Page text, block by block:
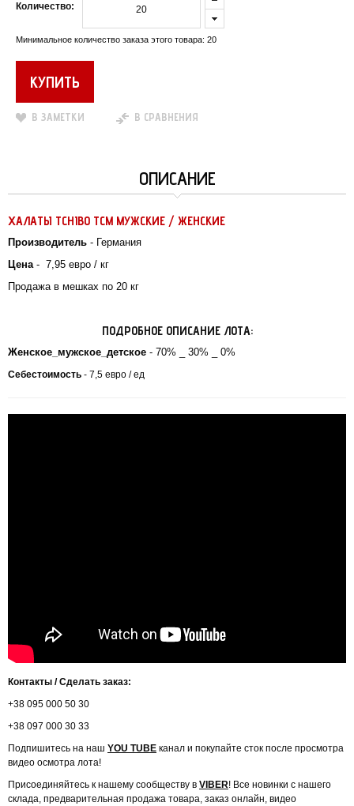
Количество:
Минимальное количество заказа этого товара: 20
В ЗАМЕТКИ В СРАВНЕНИЯ
ОПИСАНИЕ
ХАЛАТЫ TCHIBO TCM МУЖСКИЕ / ЖЕНСКИЕ
Производитель - Германия
Цена- 7,95 евро / кг
Продажа в мешках по 20 кг
ПОДРОБНОЕ ОПИСАНИЕ ЛОТА:
Женское_мужское_детское - 70% _ 30% _ 0%
Себестоимость - 7,5 евро / ед
Контакты / Сделать заказ:
+38 095 000 50 30
+38 097 000 30 33
Подпишитесь на наш YOU TUBE канал и покупайте сток после просмотра
видео осмотра лота!
Присоединяйтесь к нашему сообществу в VIBER! Все новинки с нашего
склада, предварительная продажа товара, заказ онлайн, видео